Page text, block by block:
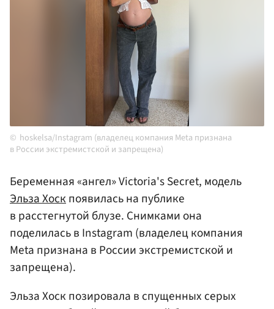
hoskelsa/Instagram (владелец компания Meta признана
в России экстремистской и запрещена)
Беременная «ангел» Victoria's Secret, модель
Эльза Хоскпоявилась на публике
в расстегнутой блузе. Снимками она
поделилась в Instagram (владелец компания
Meta признана в России экстремистской и
запрещена).
Эльза Хоск позировала в спущенных серых